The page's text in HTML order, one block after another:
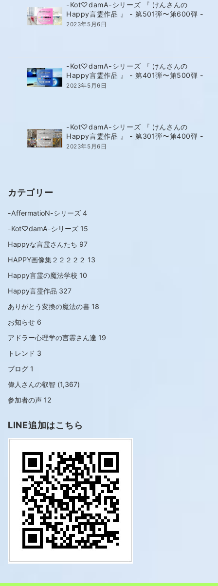
-Kot♡damA-シリーズ 『 けんさんの
Happy言霊作品 』 - 第501弾〜第600弾 -
2023年5月6日
-Kot♡damA-シリーズ 『 けんさんの
Happy言霊作品 』 - 第401弾〜第500弾 -
2023年5月6日
-Kot♡damA-シリーズ 『 けんさんの
Happy言霊作品 』 - 第301弾〜第400弾 -
2023年5月6日
カテゴリー
-AffermatioN-シリーズ 4
-Kot♡damA-シリーズ 15
Happyな言霊さんたち 97
HAPPY画像集２２２２２ 13
Happy言霊の魔法学校 10
Happy言霊作品 327
ありがとう変換の魔法の書 18
お知らせ 6
アドラー心理学の言霊さん達 19
トレンド 3
ブログ 1
偉人さんの叡智 (1,367)
参加者の声 12
LINE追加はこちら